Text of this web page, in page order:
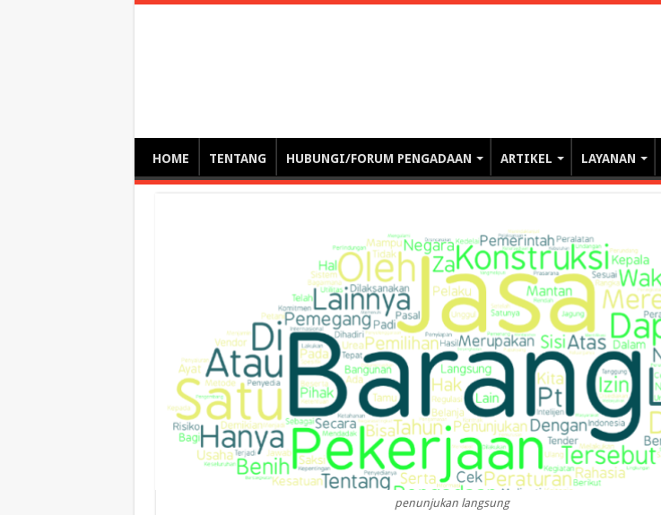
HOME TENTANG HUBUNGI/FORUM PENGADAAN ARTIKEL LAYANAN
penunjukan langsung